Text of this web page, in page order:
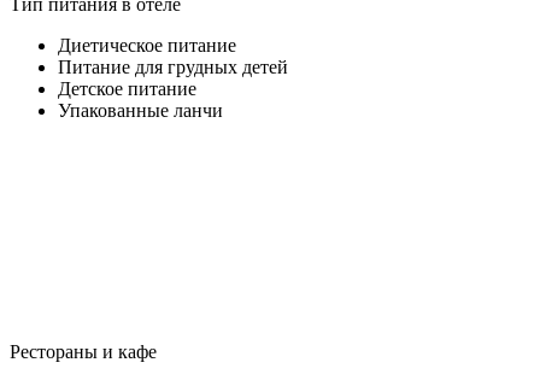
Диетическое питание
Питание для грудных детей
Детское питание
Упакованные ланчи
Рестораны и кафе